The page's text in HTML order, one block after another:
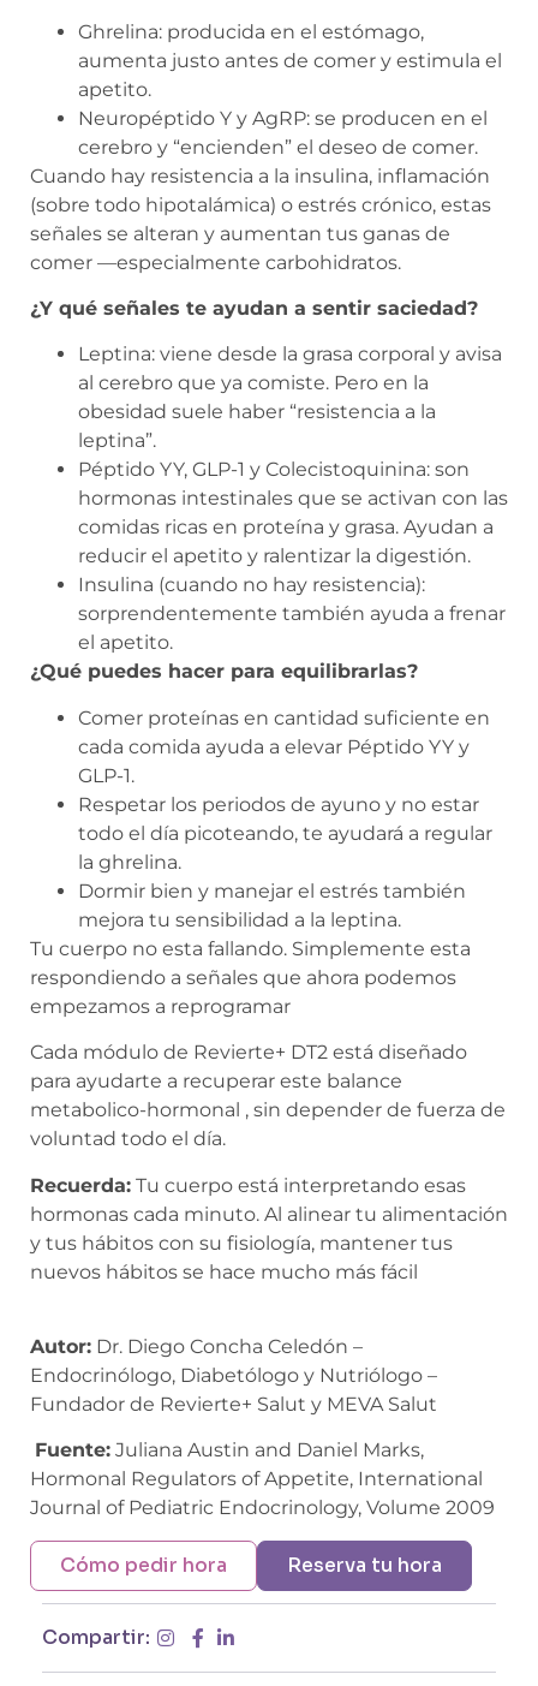
Ghrelina: producida en el estómago,
aumenta justo antes de comer y estimula el
apetito.
Neuropéptido Y y AgRP: se producen en el
cerebro y “encienden” el deseo de comer.
Cuando hay resistencia a la insulina, inflamación
(sobre todo hipotalámica) o estrés crónico, estas
señales se alteran y aumentan tus ganas de
comer —especialmente carbohidratos.
¿Y qué señales te ayudan a sentir saciedad?
Leptina: viene desde la grasa corporal y avisa
al cerebro que ya comiste. Pero en la
obesidad suele haber “resistencia a la
leptina”.
Péptido YY, GLP-1 y Colecistoquinina: son
hormonas intestinales que se activan con las
comidas ricas en proteína y grasa. Ayudan a
reducir el apetito y ralentizar la digestión.
Insulina (cuando no hay resistencia):
sorprendentemente también ayuda a frenar
el apetito.
¿Qué puedes hacer para equilibrarlas?
Comer proteínas en cantidad suficiente en
cada comida ayuda a elevar Péptido YY y
GLP-1.
Respetar los periodos de ayuno y no estar
todo el día picoteando, te ayudará a regular
la ghrelina.
Dormir bien y manejar el estrés también
mejora tu sensibilidad a la leptina.
Tu cuerpo no esta fallando. Simplemente esta
respondiendo a señales que ahora podemos
empezamos a reprogramar
Cada módulo de Revierte+ DT2 está diseñado
para ayudarte a recuperar este balance
metabolico-hormonal , sin depender de fuerza de
voluntad todo el día.
Recuerda: Tu cuerpo está interpretando esas
hormonas cada minuto. Al alinear tu alimentación
y tus hábitos con su fisiología, mantener tus
nuevos hábitos se hace mucho más fácil
Autor: Dr. Diego Concha Celedón –
Endocrinólogo, Diabetólogo y Nutriólogo –
Fundador de Revierte+ Salut y MEVA Salut
Fuente: Juliana Austin and Daniel Marks,
Hormonal Regulators of Appetite, International
Journal of Pediatric Endocrinology, Volume 2009
Cómo pedir hora Reserva tu hora
Compartir: